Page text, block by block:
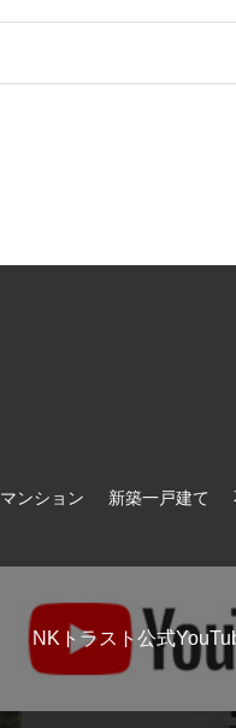
ンション 新築一戸建て
NKトラスト公式